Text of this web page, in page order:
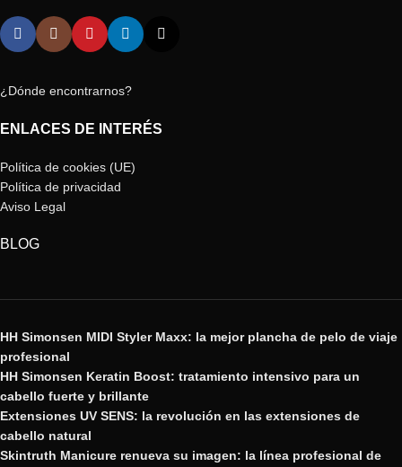
¿Dónde encontrarnos?
ENLACES DE INTERÉS
Política de cookies (UE)
Política de privacidad
Aviso Legal
BLOG
HH Simonsen MIDI Styler Maxx: la mejor plancha de pelo de viaje
profesional
HH Simonsen Keratin Boost: tratamiento intensivo para un
cabello fuerte y brillante
Extensiones UV SENS: la revolución en las extensiones de
cabello natural
Skintruth Manicure renueva su imagen: la línea profesional de